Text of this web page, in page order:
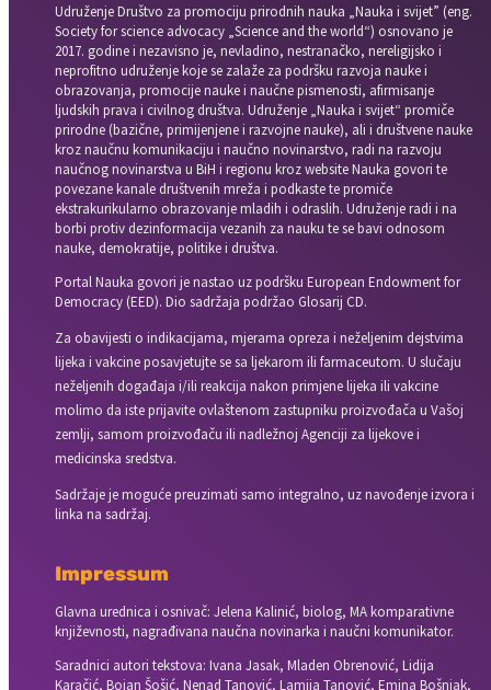
Udruženje Društvo za promociju prirodnih nauka „Nauka i svijet” (eng.
Society for science advocacy „Science and the world“) osnovano je
2017. godine i nezavisno je, nevladino, nestranačko, nereligijsko i
neprofitno udruženje koje se zalaže za podršku razvoja nauke i
obrazovanja, promocije nauke i naučne pismenosti, afirmisanje
ljudskih prava i civilnog društva. Udruženje „Nauka i svijet“ promiče
prirodne (bazične, primijenjene i razvojne nauke), ali i društvene nauke
kroz naučnu komunikaciju i naučno novinarstvo, radi na razvoju
naučnog novinarstva u BiH i regionu kroz website Nauka govori te
povezane kanale društvenih mreža i podkaste te promiče
ekstrakurikularno obrazovanje mladih i odraslih. Udruženje radi i na
borbi protiv dezinformacija vezanih za nauku te se bavi odnosom
nauke, demokratije, politike i društva.
Portal Nauka govori je nastao uz podršku European Endowment for
Democracy (EED). Dio sadržaja podržao Glosarij CD.
Za obavijesti o indikacijama, mjerama opreza i neželjenim dejstvima
lijeka i vakcine posavjetujte se sa ljekarom ili farmaceutom. U slučaju
neželjenih događaja i/ili reakcija nakon primjene lijeka ili vakcine
molimo da iste prijavite ovlaštenom zastupniku proizvođača u Vašoj
zemlji, samom proizvođaču ili nadležnoj Agenciji za lijekove i
medicinska sredstva.
Sadržaje je moguće preuzimati samo integralno, uz navođenje izvora i
linka na sadržaj.
Impressum
Glavna urednica i osnivač: Jelena Kalinić, biolog, MA komparativne
književnosti, nagrađivana naučna novinarka i naučni komunikator.
Saradnici autori tekstova: Ivana Jasak, Mladen Obrenović, Lidija
Karačić, Bojan Šošić, Nenad Tanović, Lamija Tanović, Emina Bošnjak,